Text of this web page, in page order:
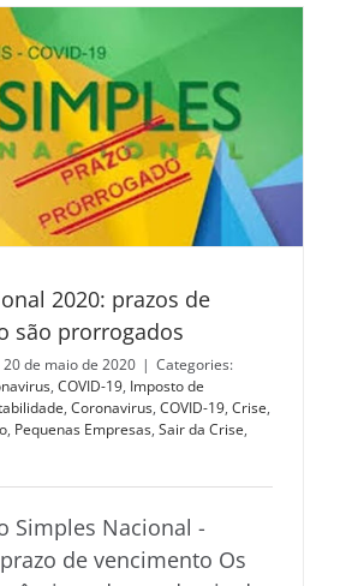
2020: prazos de
são prorrogados
20 de maio de 2020 | Categories:
, COVID-19, Imposto de
, Coronavirus, COVID-19, Crise,
, Pequenas Empresas, Sair da Crise,
Simples Nacional -
de vencimento Os